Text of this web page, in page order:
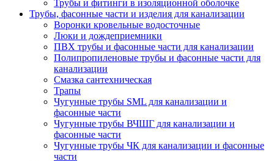
Трубы и фитинги в изоляционной оболочке
Трубы, фасонные части и изделия для канализации
Воронки кровельные водосточные
Люки и дождеприемники
ПВХ трубы и фасонные части для канализации
Полипропиленовые трубы и фасонные части для
канализации
Смазка сантехническая
Трапы
Чугунные трубы SML для канализации и
фасонные части
Чугунные трубы ВЧШГ для канализации и
фасонные части
Чугунные трубы ЧК для канализации и фасонные
части